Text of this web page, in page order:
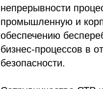
непрерывности
промышленную и
обеспечению
бизнес‑процессов в
безопасности.